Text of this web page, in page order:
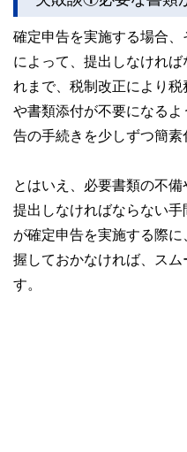
執筆者・監修者によ
やすさはもちろんの
な情報発信を実現し
私たちは、快適でよ
コンシェルジュを目
確定申告を実施する場合
によって、提出しなけれ
れまで、税制改正により
や書類添付が不要になる
告の手続きを少しずつ簡素
とはいえ、必要書類の不
提出しなければならない
が確定申告を実施する際
握しておかなければ、ス
す。